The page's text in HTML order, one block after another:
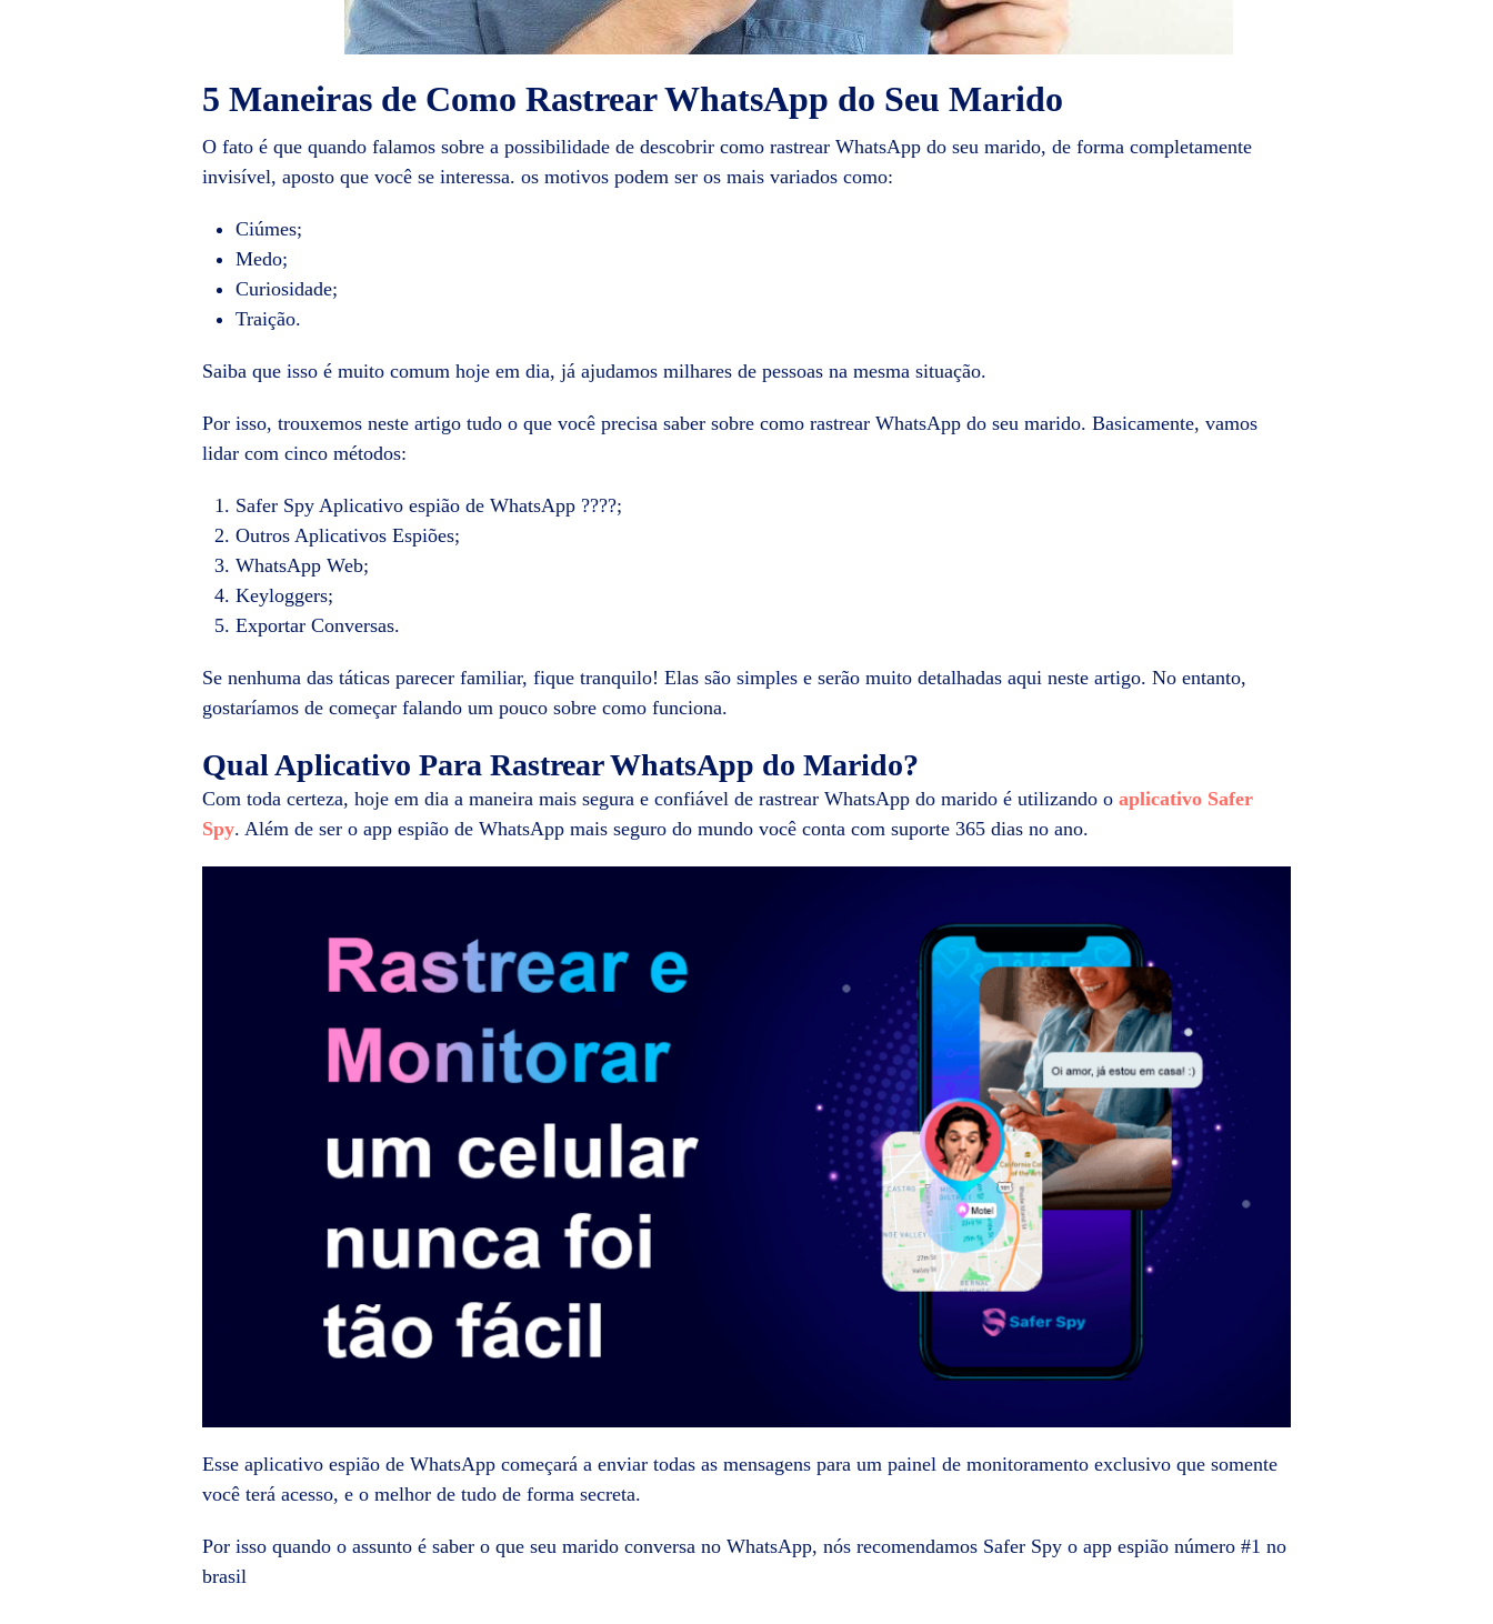
5 Maneiras de Como Rastrear WhatsApp do Seu Marido
O fato é que quando falamos sobre a possibilidade de descobrir como rastrear WhatsApp do seu marido, de forma completamente
invisível, aposto que você se interessa. os motivos podem ser os mais variados como:
Ciúmes;
Medo;
Curiosidade;
Traição.
Saiba que isso é muito comum hoje em dia, já ajudamos milhares de pessoas na mesma situação.
Por isso, trouxemos neste artigo tudo o que você precisa saber sobre como rastrear WhatsApp do seu marido. Basicamente, vamos
lidar com cinco métodos:
Safer Spy Aplicativo espião de WhatsApp ????;
Outros Aplicativos Espiões;
WhatsApp Web;
Keyloggers;
Exportar Conversas.
Se nenhuma das táticas parecer familiar, fique tranquilo! Elas são simples e serão muito detalhadas aqui neste artigo. No entanto,
gostaríamos de começar falando um pouco sobre como funciona.
Qual Aplicativo Para Rastrear WhatsApp do Marido?
Com toda certeza, hoje em dia a maneira mais segura e confiável de rastrear WhatsApp do marido é utilizando o aplicativo Safer
Spy. Além de ser o app espião de WhatsApp mais seguro do mundo você conta com suporte 365 dias no ano.
Esse aplicativo espião de WhatsApp começará a enviar todas as mensagens para um painel de monitoramento exclusivo que somente
você terá acesso, e o melhor de tudo de forma secreta.
Por isso quando o assunto é saber o que seu marido conversa no WhatsApp, nós recomendamos Safer Spy o app espião número #1 no
brasil